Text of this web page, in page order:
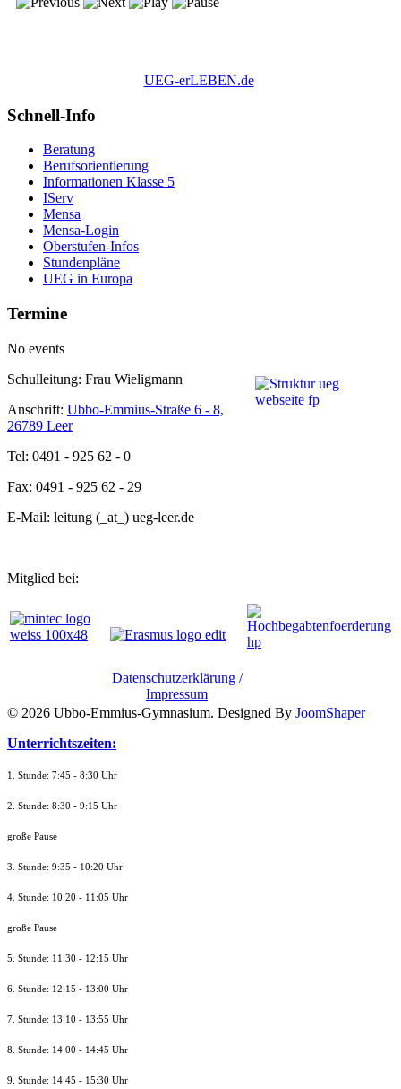
UEG-erLEBEN.de
Schnell-Info
Beratung
Berufsorientierung
Informationen Klasse 5
IServ
Mensa
Mensa-Login
Oberstufen-Infos
Stundenpläne
UEG in Europa
Termine
No events
Schulleitung: Frau Wieligmann
Anschrift: Ubbo-Emmius-Straße 6 - 8,
26789 Leer
Tel: 0491 - 925 62 - 0
Fax: 0491 - 925 62 - 29
E-Mail: leitung (_at_) ueg-leer.de
Mitglied bei:
Datenschutzerklärung /
Impressum
© 2026 Ubbo-Emmius-Gymnasium. Designed By JoomShaper
Unterrichtszeiten:
1. Stunde: 7:45 - 8:30 Uhr
2. Stunde: 8:30 - 9:15 Uhr
große Pause
3. Stunde: 9:35 - 10:20 Uhr
4. Stunde: 10:20 - 11:05 Uhr
große Pause
5. Stunde: 11:30 - 12:15 Uhr
6. Stunde: 12:15 - 13:00 Uhr
7. Stunde: 13:10 - 13:55 Uhr
8. Stunde: 14:00 - 14:45 Uhr
9. Stunde: 14:45 - 15:30 Uhr